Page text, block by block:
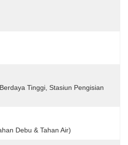
Tinggi, Stasiun Pengisian
Debu & Tahan Air)